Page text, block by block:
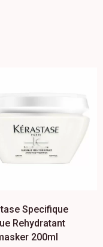
Specifique
Rehydratant
200ml